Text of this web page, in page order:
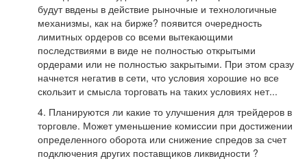
будут ввдены в действие рыночные и технологичные
механизмы, как на бирже? появится очередность
лимитных ордеров со всеми вытекающими
последствиями в виде не полностью открытыми
ордерами или не полностью закрытыми. При этом сразу
начнется негатив в сети, что условия хорошие но все
скользит и смысла торговать на таких условиях нет...
4. Планируются ли какие то улучшения для трейдеров в
торговле. Может уменьшение комиссии при достижении
определенного оборота или снижение спредов за счет
подключения других поставщиков ликвидности ?